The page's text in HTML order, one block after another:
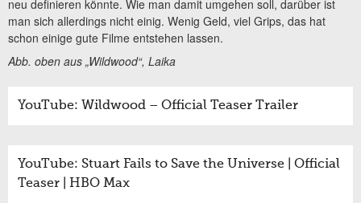
neu definieren könnte. Wie man damit umgehen soll, darüber ist
man sich allerdings nicht einig. Wenig Geld, viel Grips, das hat
schon einige gute Filme entstehen lassen.
Abb. oben aus „Wildwood“, Laika
YouTube: Wildwood – Official Teaser Trailer
YouTube: Stuart Fails to Save the Universe | Official
Teaser | HBO Max